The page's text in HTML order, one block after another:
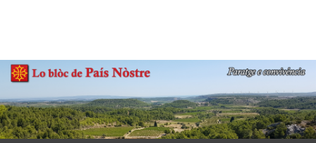
Paratge e Convivència